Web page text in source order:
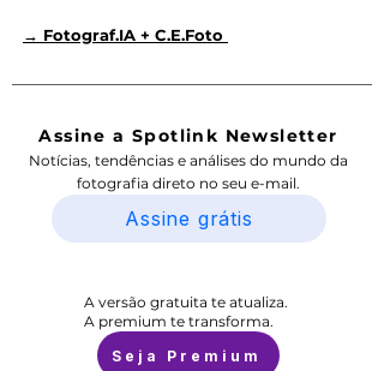
→ Fotograf.IA + C.E.Foto
Assine a Spotlink Newsletter
Notícias, tendências e análises do mundo da
fotografia direto no seu e-mail.
Assine grátis
A versão gratuita te atualiza.
A premium te transforma.
Seja Premium